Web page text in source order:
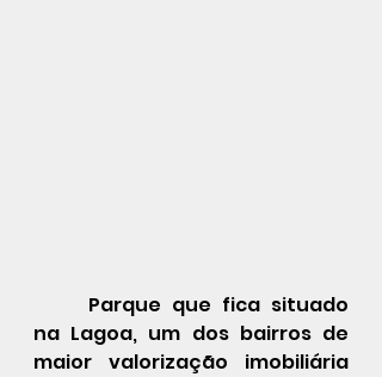
na Lagoa, um dos bairros de
maior valorização imobiliária